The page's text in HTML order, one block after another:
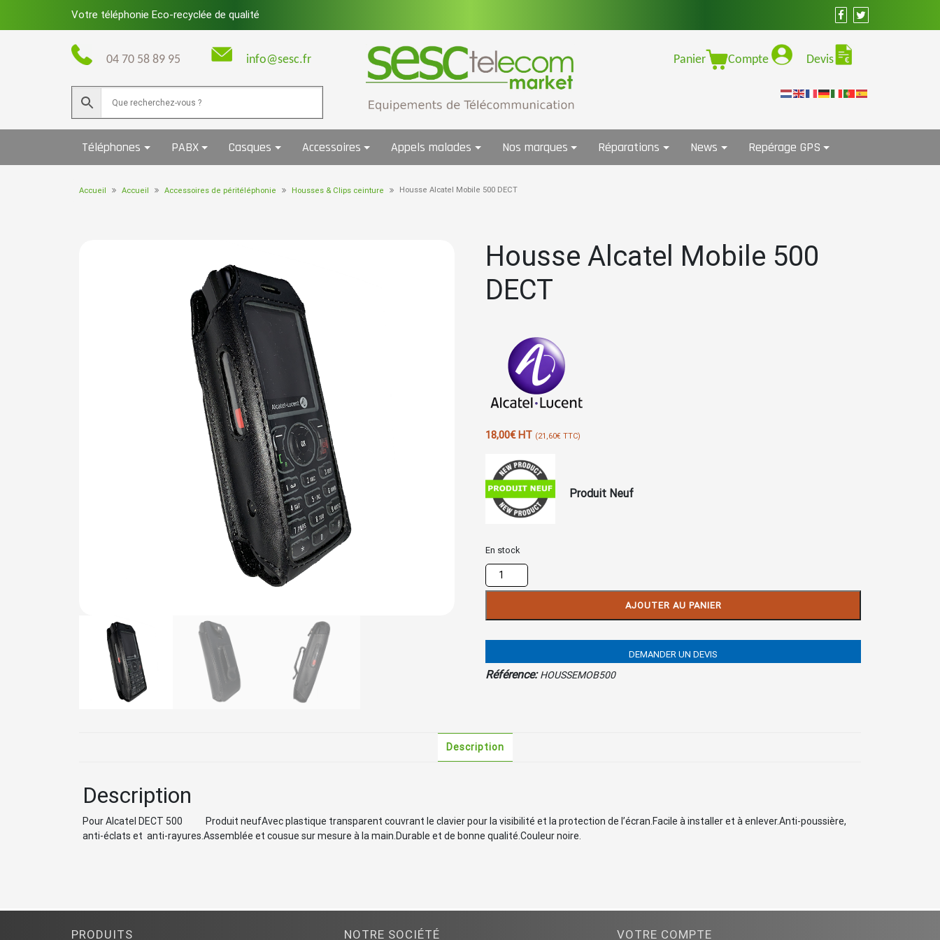
Votre téléphonie Eco-recyclée de qualité
04 70 58 89 95 info@sesc.fr Panier Compte Devis
Téléphones PABX Casques Accessoires Appels malades Nos marques Réparations News Repérage GPS
Accueil Accueil Accessoires de péritéléphonie Housses & Clips ceinture Housse Alcatel Mobile 500 DECT
Housse Alcatel Mobile 500
DECT
18,00€HT (21,60€ TTC)
Produit Neuf
En stock
quantité
de
500
AJOUTER AU PANIER
DEMANDER UN DEVIS
Référence:HOUSSEMOB500
Description
Description
Pour Alcatel DECT 500 Produit neufAvec plastique transparent couvrant le clavier pour la visibilité et la protection de l’écran.Facile à installer et à enlever.Anti-poussière,
anti-éclats et anti-rayures.Assemblée et cousue sur mesure à la main.Durable et de bonne qualité.Couleur noire.
PRODUITS NOTRE SOCIÉTÉ VOTRE COMPTE